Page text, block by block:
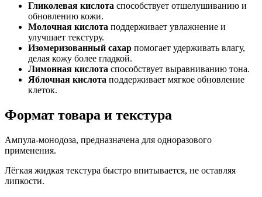
Гликолевая кислота способствует отшелушиванию и
обновлению кожи.
Молочная кислота поддерживает увлажнение и
улучшает текстуру.
Изомеризованный сахар помогает удерживать влагу,
делая кожу более гладкой.
Лимонная кислота способствует выравниванию тона.
Яблочная кислота поддерживает мягкое обновление
клеток.
Формат товара и текстура
Ампула-монодоза, предназначена для одноразового
применения.
Лёгкая жидкая текстура быстро впитывается, не оставляя
липкости.